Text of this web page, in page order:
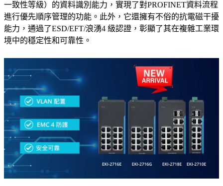
一致性等級）的資料識別能力，實現了對PROFINET資料流程
進行優先順序管理的功能。此外，它還擁有不俗的抗電磁干擾
能力，通過了ESD/EFT/浪湧4 級認證，彰顯了其在複雜工業環
境中的穩定性和可靠性。